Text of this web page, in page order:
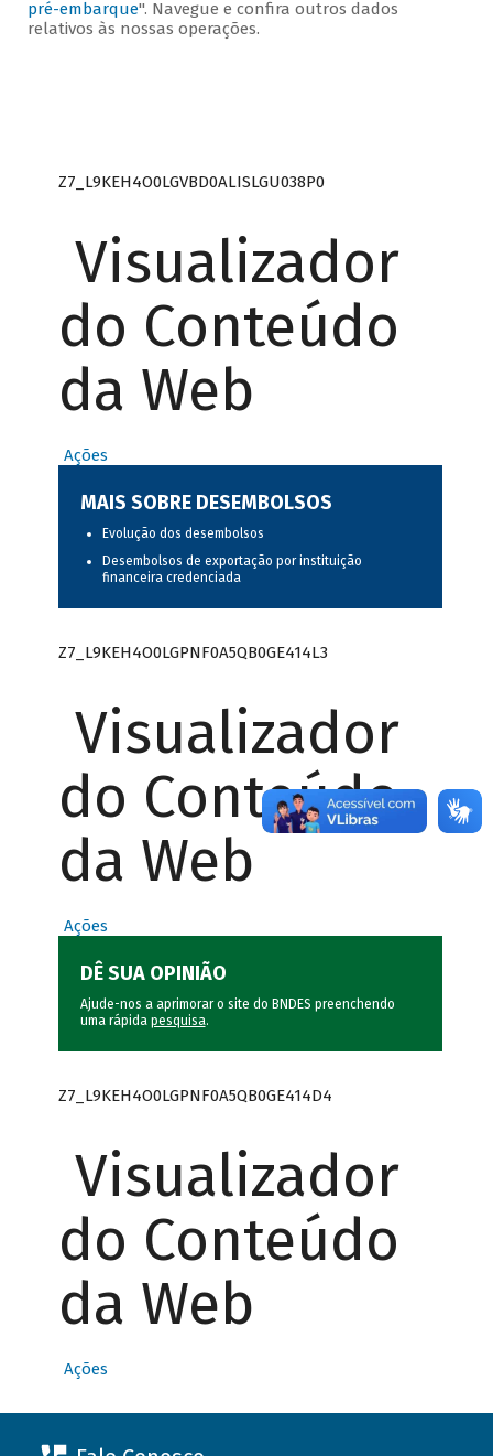
pré-embarque". Navegue e confira outros dados
relativos às nossas operações.
Z7_L9KEH4O0LGVBD0ALISLGU038P0
Visualizador
do Conteúdo
da Web
Ações
MAIS SOBRE DESEMBOLSOS
Evolução dos desembolsos
Desembolsos de exportação por instituição
financeira credenciada
Z7_L9KEH4O0LGPNF0A5QB0GE414L3
Visualizador
do Conteúdo
da Web
Ações
DÊ SUA OPINIÃO
Ajude-nos a aprimorar o site do BNDES preenchendo
uma rápida pesquisa.
Z7_L9KEH4O0LGPNF0A5QB0GE414D4
Visualizador
do Conteúdo
da Web
Ações